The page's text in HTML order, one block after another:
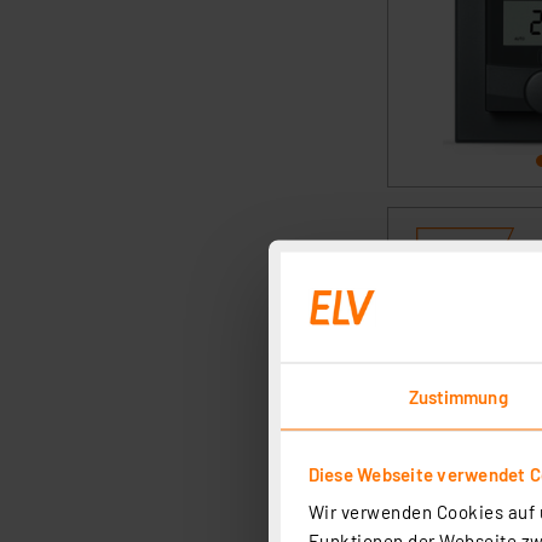
Zustimmung
Diese Webseite verwendet
Wir verwenden Cookies